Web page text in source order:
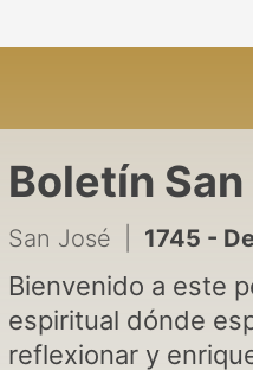
Boletín
San José 1745 - Deja espacio
Bienvenido a este
espiritual dónde
reflexionar y